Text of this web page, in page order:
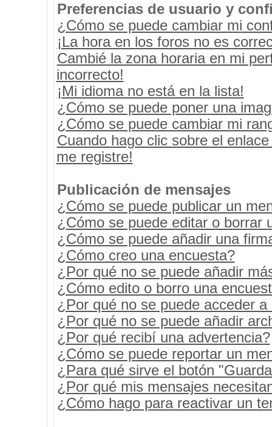
Preferencias de usuario y
¿Cómo se puede cambiar mi
¡La hora en los foros no es
Cambié la zona horaria en mi
incorrecto!
¡Mi idioma no está en la lista!
¿Cómo se puede poner una
¿Cómo se puede cambiar mi
Cuando hago clic sobre el
me registre!
Publicación de mensajes
¿Cómo se puede publicar un
¿Cómo se puede editar o borrar
¿Cómo se puede añadir una
¿Cómo creo una encuesta?
¿Por qué no se puede añadir
¿Cómo edito o borro una
¿Por qué no se puede acceder a
¿Por qué no se puede añadir
¿Por qué recibí una advertencia?
¿Cómo se puede reportar un
¿Para qué sirve el botón
¿Por qué mis mensajes
¿Cómo hago para reactivar un